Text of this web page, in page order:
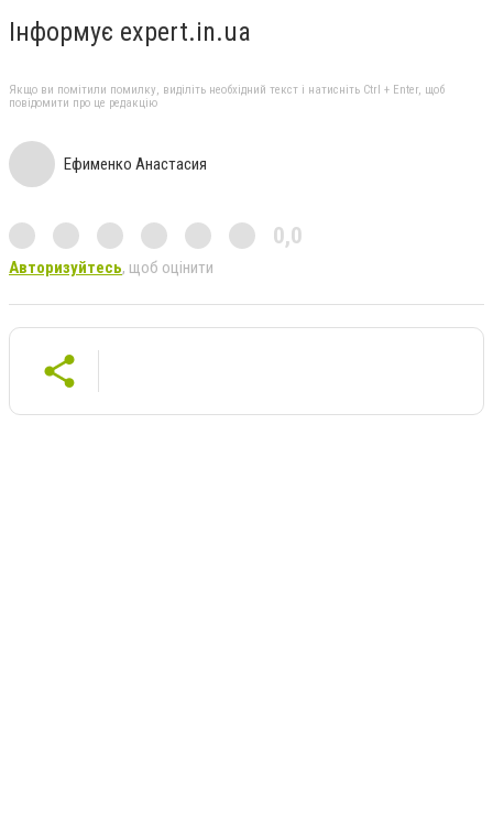
Інформує expert.in.ua
Якщо ви помітили помилку, виділіть необхідний текст і натисніть Ctrl + Enter, щоб
повідомити про це редакцію
Ефименко Анастасия
0,0
Авторизуйтесь, щоб оцінити